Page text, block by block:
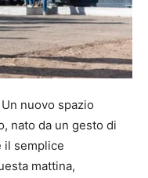
nuovo spazio
nato da un gesto di
il semplice
mattina,